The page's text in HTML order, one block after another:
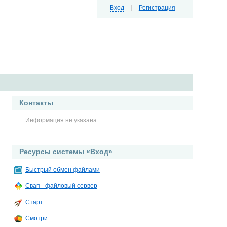
Вход Регистрация
Контакты
Информация не указана
Ресурсы системы «Вход»
Быстрый обмен файлами
Свап - файловый сервер
Старт
Смотри